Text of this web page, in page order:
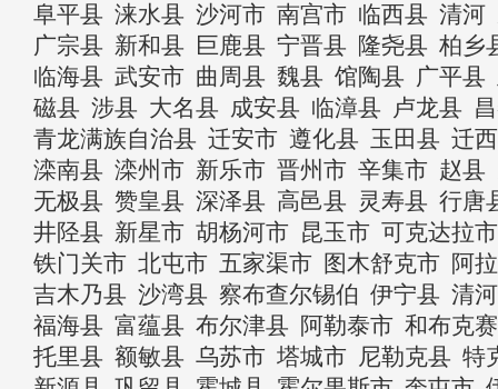
阜平县 涞水县 沙河市 南宫市 临西县 清河
广宗县 新和县 巨鹿县 宁晋县 隆尧县 柏乡
临海县 武安市 曲周县 魏县 馆陶县 广平县
磁县 涉县 大名县 成安县 临漳县 卢龙县
青龙满族自治县 迁安市 遵化县 玉田县 迁
滦南县 滦州市 新乐市 晋州市 辛集市 赵县
无极县 赞皇县 深泽县 高邑县 灵寿县 行唐
井陉县 新星市 胡杨河市 昆玉市 可克达拉市
铁门关市 北屯市 五家渠市 图木舒克市 阿
吉木乃县 沙湾县 察布查尔锡伯 伊宁县 清
福海县 富蕴县 布尔津县 阿勒泰市 和布克
托里县 额敏县 乌苏市 塔城市 尼勒克县 特